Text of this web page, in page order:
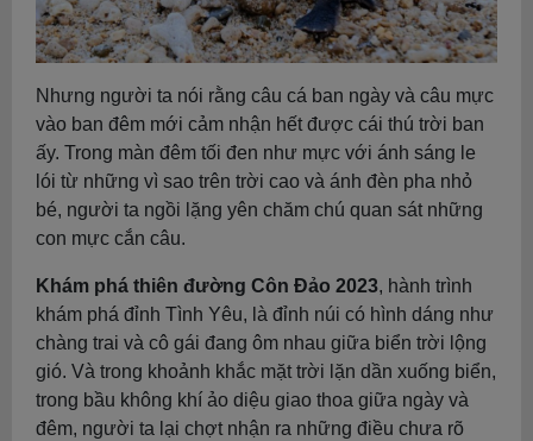
Nhưng người ta nói rằng câu cá ban ngày và câu mực
vào ban đêm mới cảm nhận hết được cái thú trời ban
ấy. Trong màn đêm tối đen như mực với ánh sáng le
lói từ những vì sao trên trời cao và ánh đèn pha nhỏ
bé, người ta ngồi lặng yên chăm chú quan sát những
con mực cắn câu.
Khám phá thiên đường Côn Đảo 2023, hành trình
khám phá đỉnh Tình Yêu, là đỉnh núi có hình dáng như
chàng trai và cô gái đang ôm nhau giữa biển trời lộng
gió. Và trong khoảnh khắc mặt trời lặn dần xuống biển,
trong bầu không khí ảo diệu giao thoa giữa ngày và
đêm, người ta lại chợt nhận ra những điều chưa rõ